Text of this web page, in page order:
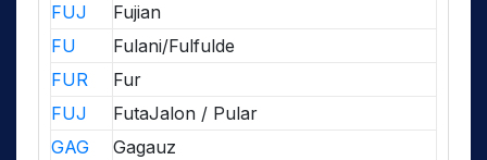
FUJ
Fujian
FU
Fulani/Fulfulde
FUR
Fur
FUJ
FutaJalon / Pular
GAG
Gagauz